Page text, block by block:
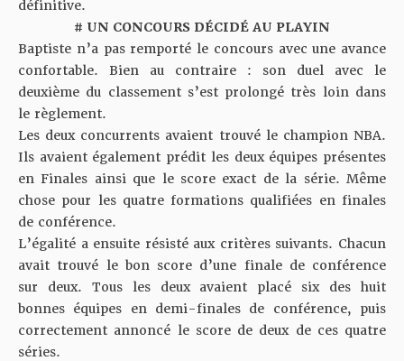
définitive.
# UN CONCOURS DÉCIDÉ AU PLAYIN
Baptiste n’a pas remporté le concours avec une avance
confortable. Bien au contraire : son duel avec le
deuxième du classement s’est prolongé très loin dans
le règlement.
Les deux concurrents avaient trouvé le champion NBA.
Ils avaient également prédit les deux équipes présentes
en Finales ainsi que le score exact de la série. Même
chose pour les quatre formations qualifiées en finales
de conférence.
L’égalité a ensuite résisté aux critères suivants. Chacun
avait trouvé le bon score d’une finale de conférence
sur deux. Tous les deux avaient placé six des huit
bonnes équipes en demi-finales de conférence, puis
correctement annoncé le score de deux de ces quatre
séries.